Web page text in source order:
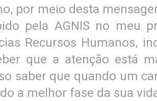
por meio desta
pela AGNIS no meu
Recursos Humanos,
que a atenção está
saber que quando um
a melhor fase da sua